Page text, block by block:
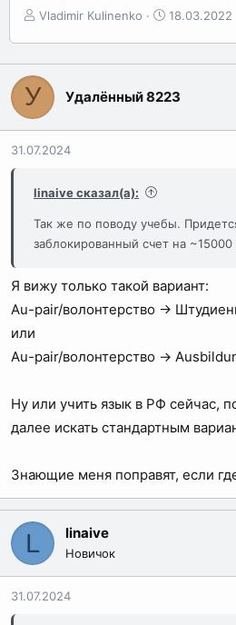
А
о
р
е
м
ы
Vladimir Kulinenko
Д
а
а
а
18.03.2022
У Удалённый 8223
31.07.2024
linaive сказал(а):
Так же по поводу учебы.
заблокированный счет на ~15000
Я вижу только такой вариант:
Au-pair/волонтерство →
или
Au-pair/волонтерство →
Ну или учить язык в РФ сейчас,
далее искать стандартным
Знающие меня поправят, если
L linaive
Новичок
31.07.2024